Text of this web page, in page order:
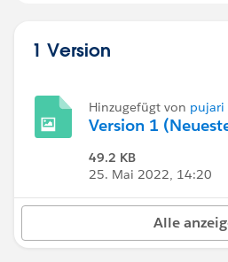
1 Version
Hinzugefügt von pujari
Version 1
49.2 KB
25. Mai 2022, 14:20
Alle